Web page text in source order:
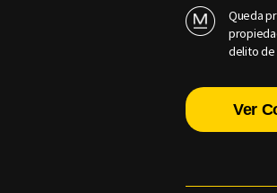
Queda
delito de
Ver